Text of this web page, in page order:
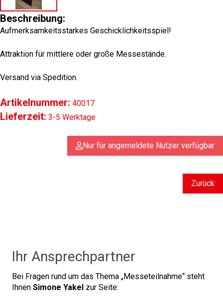
Beschreibung:
Aufmerksamkeitsstarkes Geschicklichkeitsspiel!
Attraktion für mittlere oder große Messestände.
Versand via Spedition.
Artikelnummer: 40017
Lieferzeit: 3-5 Werktage
Nur für angemeldete Nutzer verfügbar
Zurück
Ihr Ansprechpartner
Bei Fragen rund um das Thema Messeteilnahme steht
Ihnen Simone Yakel zur Seite: